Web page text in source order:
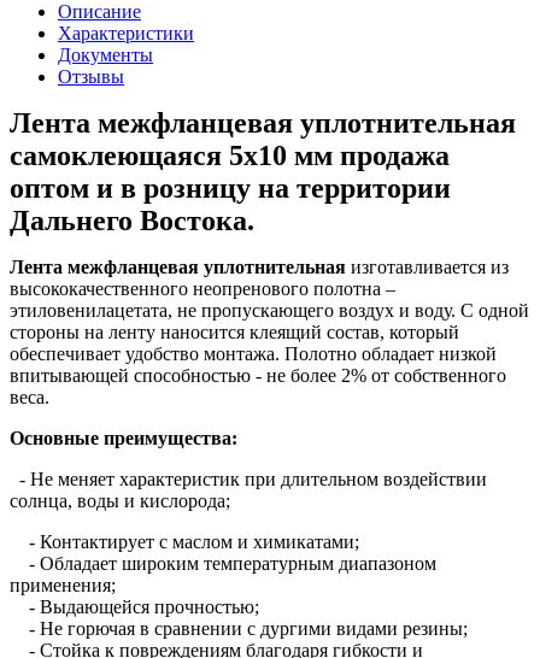
Описание
Характеристики
Документы
Отзывы
Лента межфланцевая уплотнительная
самоклеющаяся 5х10 мм продажа
оптом и в розницу на территории
Дальнего Востока.
Лента межфланцевая уплотнительная изготавливается из
высококачественного неопренового полотна –
этиловенилацетата, не пропускающего воздух и воду. С одной
стороны на ленту наносится клеящий состав, который
обеспечивает удобство монтажа. Полотно обладает низкой
впитывающей способностью - не более 2% от собственного
веса.
Основные преимущества:
- Не меняет характеристик при длительном воздействии
солнца, воды и кислорода;
- Контактирует с маслом и химикатами;
- Обладает широким температурным диапазоном
применения;
- Выдающейся прочностью;
- Не горючая в сравнении с дургими видами резины;
- Стойка к повреждениям благодаря гибкости и